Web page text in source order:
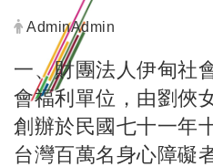
發布者：
AdminAdmin
一、財團法人伊甸社
會福利單位，由劉俠
創辦於民國七十一年
台灣百萬名身心障礙